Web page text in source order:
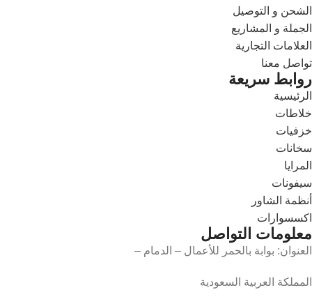
الشحن و التوصيل
الجملة و المشاريع
العلامات التجارية
تواصل معنا
روابط سريعة
الرئيسية
خلاطات
خزفيات
سخانات
المرايا
سيفونات
أنظمة الشاور
اكسسوارات
معلومات التواصل
العنوان: بوابة بالحمر للأعمال – الدمام –
المملكة العربية السعودية